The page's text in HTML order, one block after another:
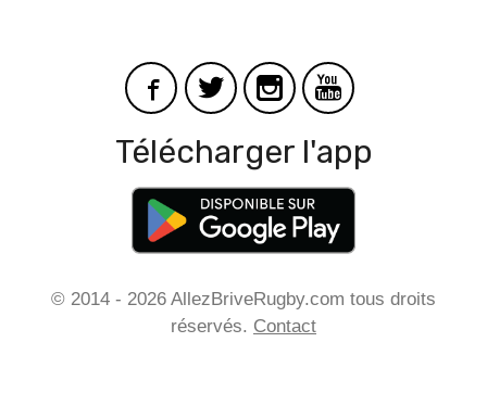
Télécharger l'app
© 2014 - 2026 AllezBriveRugby.com tous droits
réservés. Contact